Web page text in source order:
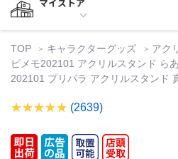
TOP キャラクターグッズ アク
ピメモ202101 アクリルスタンド ら
202101 プリパラ アクリルスタンド
(2639)